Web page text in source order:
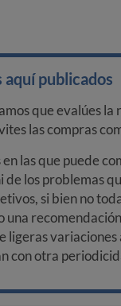
publicados
que evalúes
las compras
las que puede
los problemas
si bien no
con otra